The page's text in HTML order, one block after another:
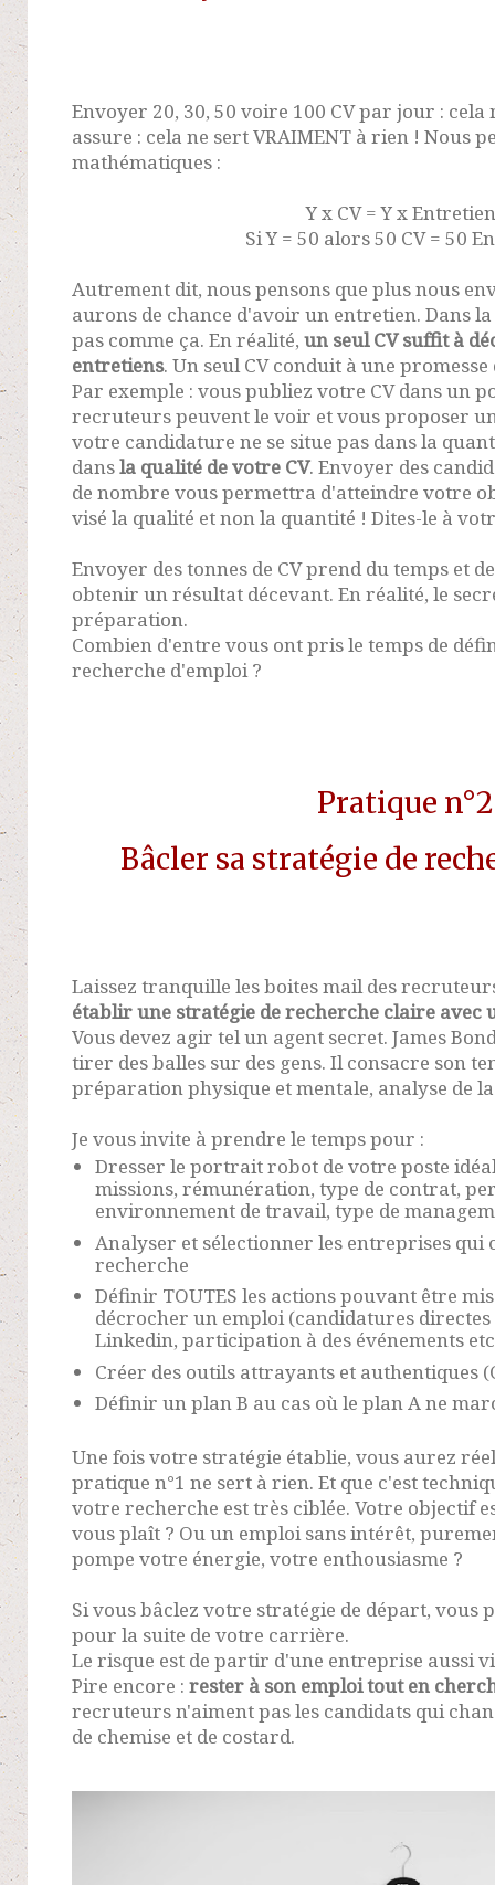
Envoyer 20, 30, 50 voire 100 CV par jour : cela
assure : cela ne sert VRAIMENT à rien ! Nous
mathématiques :
Y x CV = Y x
Si Y = 50 alors 50 CV = 50
Autrement dit, nous pensons que plus nous
aurons de chance d'avoir un entretien. Dans
pas comme ça. En réalité, un seul CV suffit à
entretiens. Un seul CV conduit à une
Par exemple : vous publiez votre CV dans un
recruteurs peuvent le voir et vous proposer
votre candidature ne se situe pas dans la
dansla qualité de votre CV. Envoyer des
de nombre vous permettra d'atteindre votre
visé la qualité et non la quantité ! Dites-le à
Envoyer des tonnes de CV prend du temps et
obtenir un résultat décevant. En réalité, le
préparation.
Combien d'entre vous ont pris le temps de
recherche d'emploi ?
Pratique n°2
Bâcler sa stratégie de
Laissez tranquille les boites mail des
établir une stratégie de recherche claire avec
Vous devez agir tel un agent secret. James
tirer des balles sur des gens. Il consacre son
préparation physique et mentale, analyse de
Je vous invite à prendre le temps pour :
Dresser le portrait robot de votre poste
missions, rémunération, type de contrat,
environnement de travail, type de
Analyser et sélectionner les entreprises
recherche
Définir TOUTES les actions pouvant être
décrocher un emploi (candidatures
Linkedin, participation à des événements
Créer des outils attrayants et authentiques
Définir un plan B au cas où le plan A ne
Une fois votre stratégie établie, vous aurez
pratique n°1 ne sert à rien. Et que c'est
votre recherche est très ciblée. Votre objectif
vous plaît ? Ou un emploi sans intérêt,
pompe votre énergie, votre enthousiasme ?
Si vous bâclez votre stratégie de départ, vous
pour la suite de votre carrière.
Le risque est de partir d'une entreprise aussi
Pire encore : rester à son emploi tout en
recruteurs n'aiment pas les candidats qui
de chemise et de costard.